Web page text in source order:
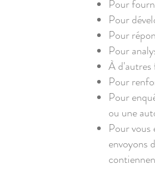
Pour
Pour
Pour
Pour
À d'autres
Pour
Pour
ou une
Pour
envoyons